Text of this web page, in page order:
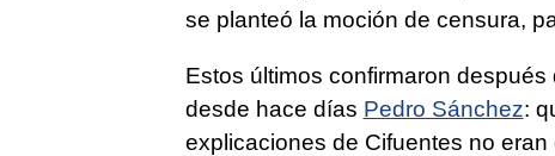
se planteó la moción de censura,
Estos últimos confirmaron
desde hace días Pedro Sánchez:
explicaciones de Cifuentes no